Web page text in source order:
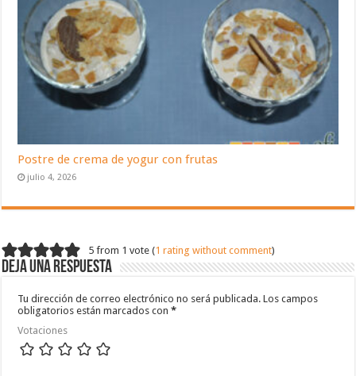
Postre de crema de yogur con frutas
julio 4, 2026
5 from 1 vote (1 rating without comment)
Deja una respuesta
Tu dirección de correo electrónico no será publicada. Los campos
obligatorios están marcados con*
Votaciones